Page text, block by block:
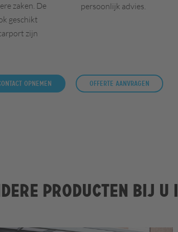
zaken. De
geschikt
zijn
persoonlijk advies.
opnemen Offerte aanvragen
producten bij u